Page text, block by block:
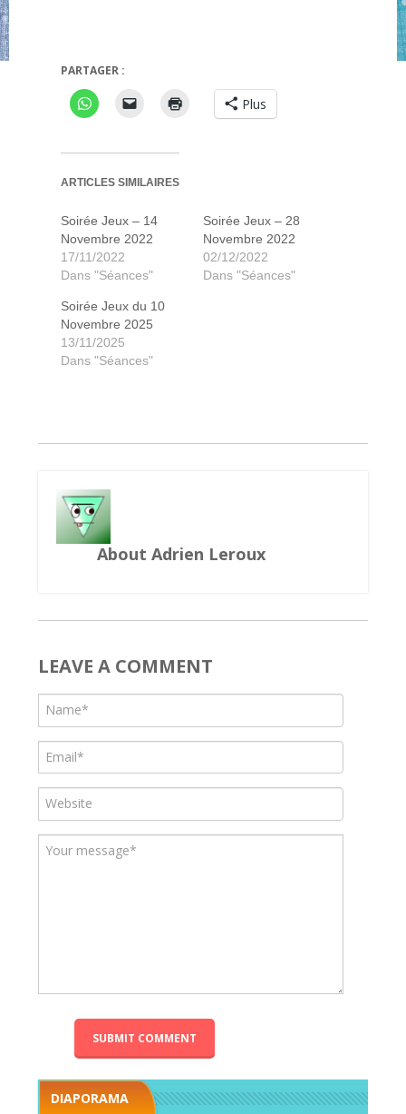
Sherlock Holmes Detective Conseil
PARTAGER :
Plus
ARTICLES SIMILAIRES
Soirée Jeux – 14
Novembre 2022
17/11/2022
Dans "Séances"
Soirée Jeux – 28
Novembre 2022
02/12/2022
Dans "Séances"
Soirée Jeux du 10
Novembre 2025
13/11/2025
Dans "Séances"
About Adrien Leroux
LEAVE A COMMENT
DIAPORAMA